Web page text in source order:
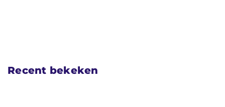
Recent bekeken